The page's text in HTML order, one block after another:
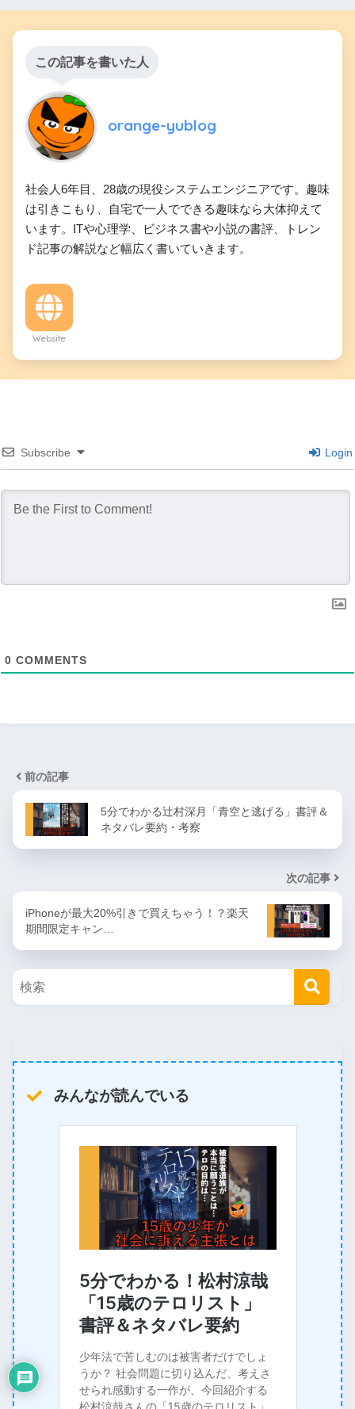
この記事を書いた人
orange-yublog
社会人6年目、28歳の現役システムエンジニアです。趣味
は引きこもり、自宅で一人でできる趣味なら大体抑えて
います。ITや心理学、ビジネス書や小説の書評、トレン
ド記事の解説など幅広く書いていきます。
Website
Subscribe Login
0 COMMENTS
前の記事
5分でわかる辻村深月「青空と逃げる」書評＆
ネタバレ要約・考察
次の記事
iPhoneが最大20%引きで買えちゃう！？楽天
期間限定キャン…
みんなが読んでいる